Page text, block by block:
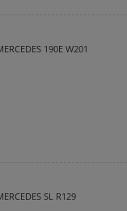
190E W201
SL R129